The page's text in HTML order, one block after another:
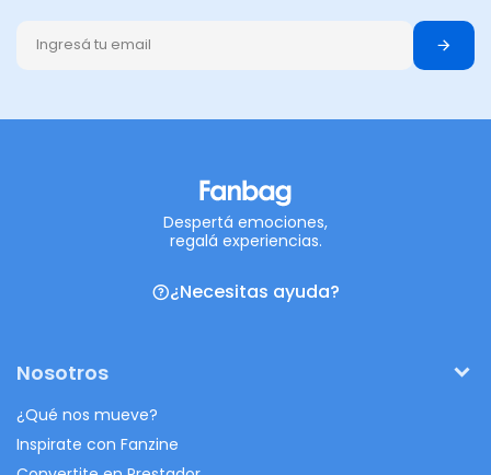
Despertá emociones,
regalá experiencias.
¿Necesitas ayuda?
Nosotros
¿Qué nos mueve?
Inspirate con Fanzine